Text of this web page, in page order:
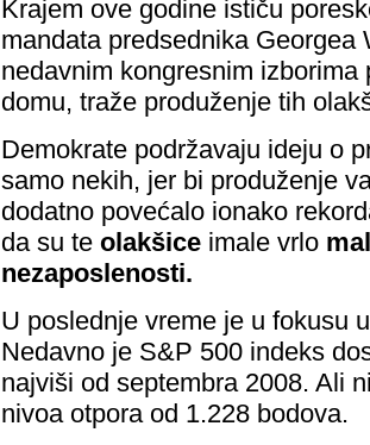
Krajem ove godine ističu
mandata predsednika
nedavnim kongresnim
domu, traže produženje tih
Demokrate podržavaju ideju o
samo nekih, jer bi produženje
dodatno povećalo ionako
da su te olakšice imale vrlo
nezaposlenosti.
U poslednje vreme je u fokusu
Nedavno je S&P 500 indeks
najviši od septembra 2008. Ali
nivoa otpora od 1.228 bodova.